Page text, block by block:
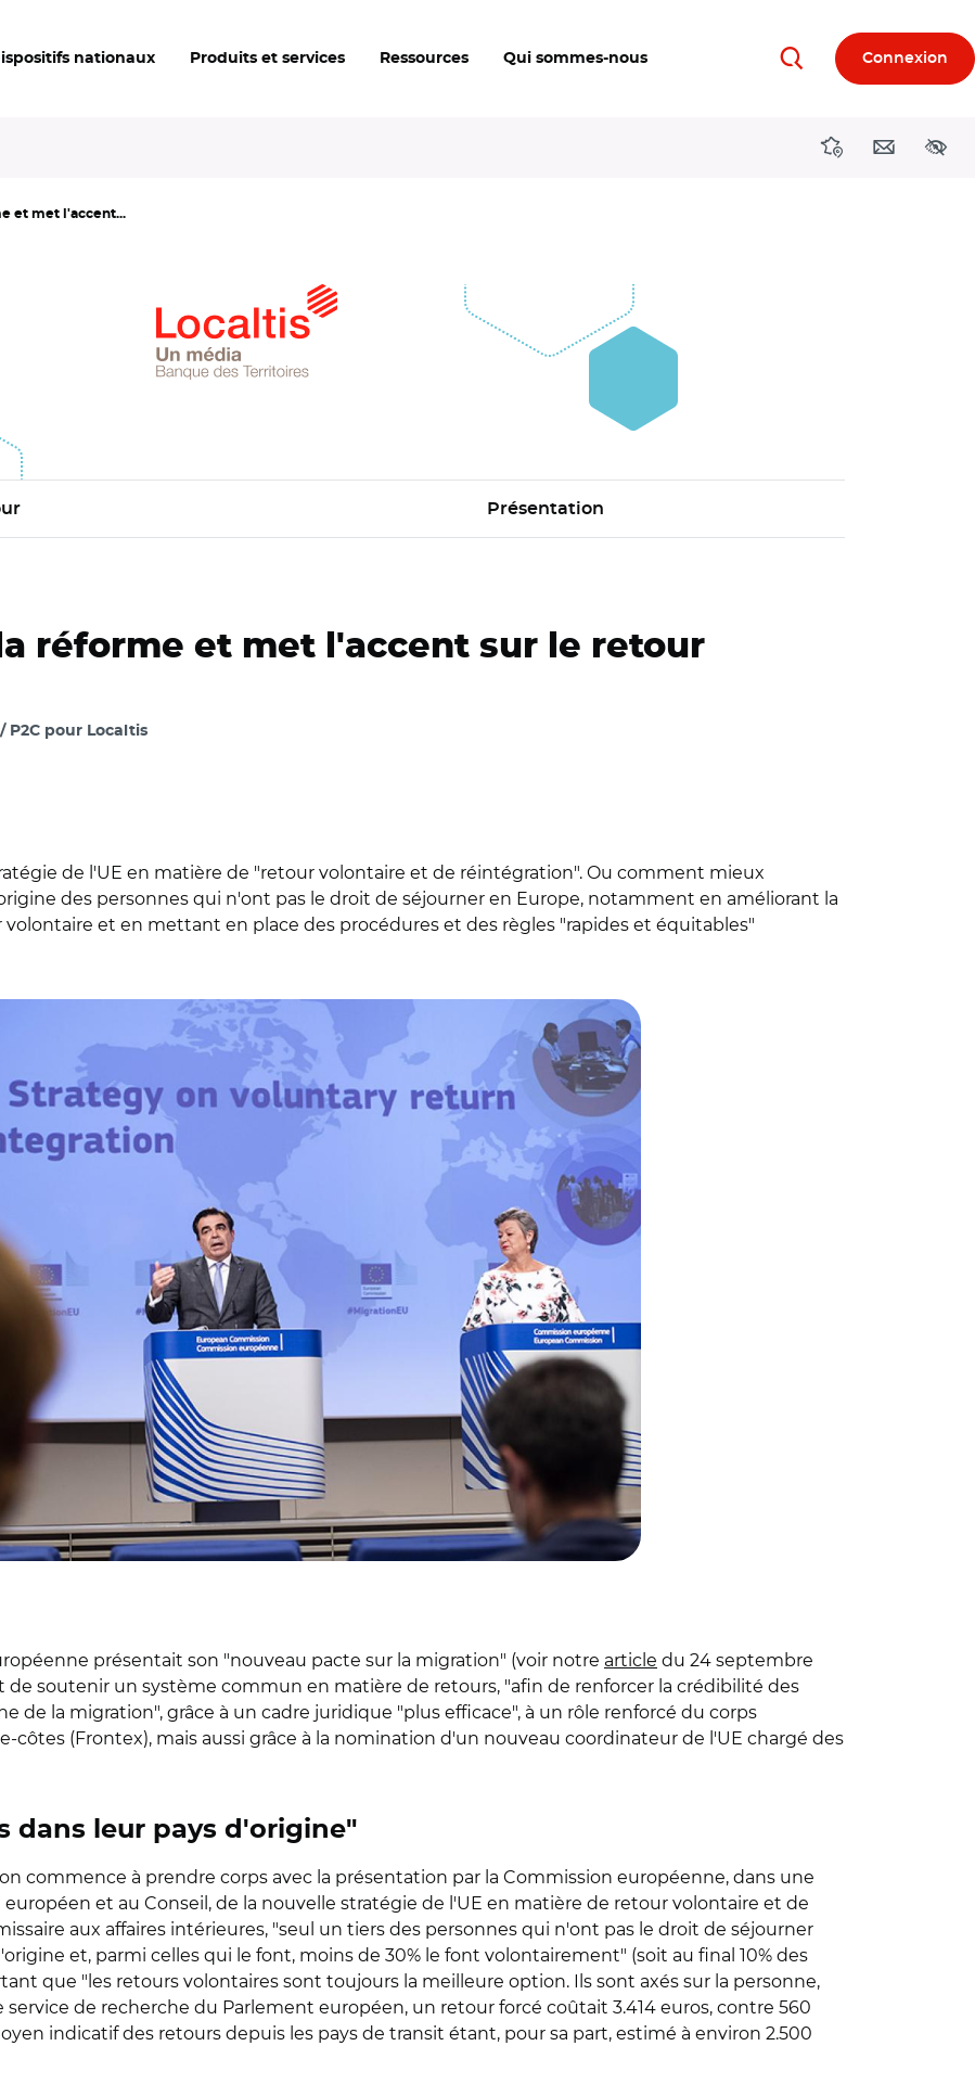
nationaux Produits et services Ressources Qui sommes-nous RechercherConnexion
DirectionsContact
et met l'accent...
Présentation
réforme et met l'accent sur le retour
P2C pour Localtis
de l'UE en matière de "retour volontaire et de réintégration". Ou comment mieux
des personnes qui n'ont pas le droit de séjourner en Europe, notamment en améliorant la
et en mettant en place des procédures et des règles "rapides et équitables"
présentait son "nouveau pacte sur la migration" (voir notre article du 24 septembre
de soutenir un système commun en matière de retours, "afin de renforcer la crédibilité des
de la migration", grâce à un cadre juridique "plus efficace", à un rôle renforcé du corps
(Frontex), mais aussi grâce à la nomination d'un nouveau coordinateur de l'UE chargé des
dans leur pays d'origine"
commence à prendre corps avec la présentation par la Commission européenne, dans une
et au Conseil, de la nouvelle stratégie de l'UE en matière de retour volontaire et de
aux affaires intérieures, "seul un tiers des personnes qui n'ont pas le droit de séjourner
et, parmi celles qui le font, moins de 30% le font volontairement" (soit au final 10% des
que "les retours volontaires sont toujours la meilleure option. Ils sont axés sur la personne,
de recherche du Parlement européen, un retour forcé coûtait 3.414 euros, contre 560
indicatif des retours depuis les pays de transit étant, pour sa part, estimé à environ 2.500